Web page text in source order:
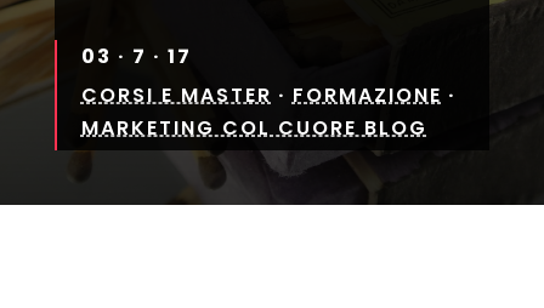
03 · 7 · 17
CORSI E MASTER ·FORMAZIONE ·
MARKETING COL CUORE BLOG